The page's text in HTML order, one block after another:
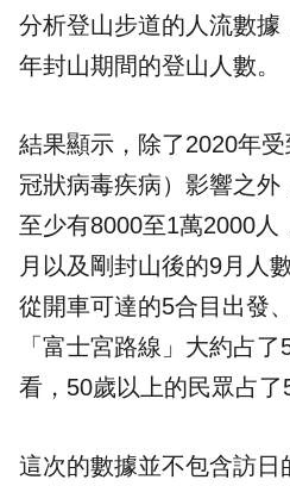
分析登山步道的人流數據
年封山期間的登山人數。
結果顯示，除了2020年
冠狀病毒疾病）影響之
至少有8000至1萬2000人
月以及剛封山後的9月人
從開車可達的5合目出發
「富士宮路線」大約占
看，50歲以上的民眾占了
這次的數據並不包含訪日